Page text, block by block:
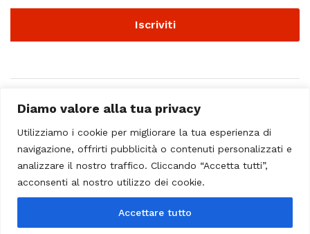
Diamo valore alla tua privacy
Utilizziamo i cookie per migliorare la tua esperienza di
navigazione, offrirti pubblicità o contenuti personalizzati e
analizzare il nostro traffico. Cliccando “Accetta tutti”,
acconsenti al nostro utilizzo dei cookie.
Accettare tutto
© 2023 - Casa Musicale Vicini. All Rights Reserved